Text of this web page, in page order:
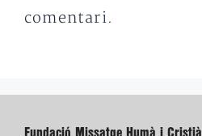
comentari.
Fundació Missatge Humà i Cristià